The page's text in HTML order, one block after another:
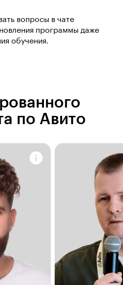
вопросы в чате
программы даже
обучения.
по Авито